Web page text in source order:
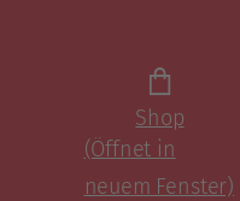
Shop
(Öffnet in
neuem Fenster)